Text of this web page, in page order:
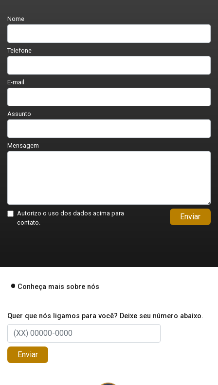
Nome
Telefone
E-mail
Assunto
Mensagem
Autorizo o uso dos dados acima para
contato.
Enviar
Conheça mais sobre nós
Quer que nós ligamos para você? Deixe seu número abaixo.
Enviar